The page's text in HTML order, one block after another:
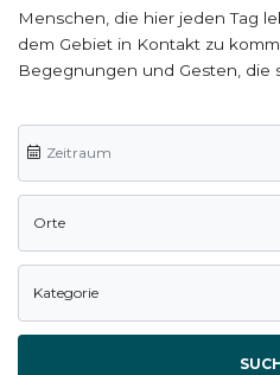
Menschen, die hier jeden Tag
dem Gebiet in Kontakt zu
Begegnungen und Gesten, die
Orte
Kategorie